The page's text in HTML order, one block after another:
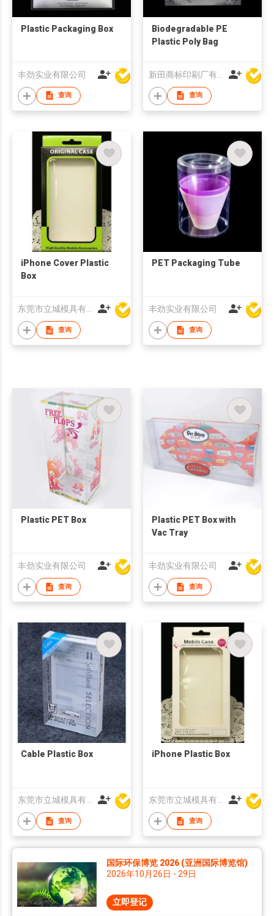
Plastic Packaging Box
丰劲实业有限公司
查询
Biodegradable PE
Plastic Poly Bag
查询
iPhone Cover Plastic
Box
查询
PET Packaging Tube
丰劲实业有限公司
查询
Plastic PET Box
丰劲实业有限公司
查询
Plastic PET Box with
Vac Tray
丰劲实业有限公司
查询
Cable Plastic Box
东莞市立城模具有限公司
查询
iPhone Plastic Box
东莞市立城模具有限公司
查询
国际环保博览 2026 (亚洲国际博览馆)
2026年10月26日 - 29日
立即登记